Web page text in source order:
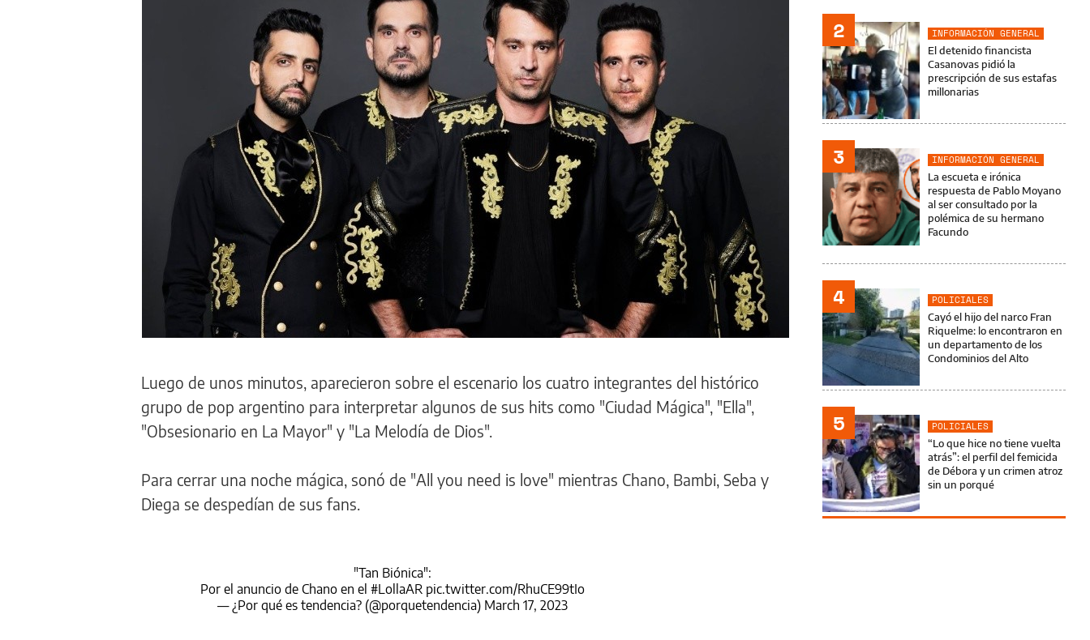
Luego de unos minutos, aparecieron sobre el escenario los cuatro integrantes del histórico
grupo de pop argentino para interpretar algunos de sus hits como "Ciudad Mágica", "Ella",
"Obsesionario en La Mayor" y "La Melodía de Dios".
Para cerrar una noche mágica, sonó de "All you need is love" mientras Chano, Bambi, Seba y
Diega se despedían de sus fans.
"Tan Biónica":
Por el anuncio de Chano en el #LollaAR pic.twitter.com/RhuCE99tIo
— ¿Por qué es tendencia? (@porquetendencia) March 17, 2023
2
INFORMACIÓN GENERAL
El detenido financista
Casanovas pidió la
prescripción de sus estafas
millonarias
3
INFORMACIÓN GENERAL
La escueta e irónica
respuesta de Pablo Moyano
al ser consultado por la
polémica de su hermano
Facundo
4
POLICIALES
Cayó el hijo del narco Fran
Riquelme: lo encontraron en
un departamento de los
Condominios del Alto
5
POLICIALES
“Lo que hice no tiene vuelta
atrás”: el perfil del femicida
de Débora y un crimen atroz
sin un porqué